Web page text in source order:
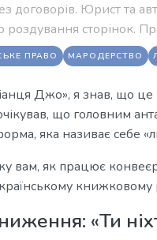
договорів. Юрист та
роздування сторінок.
ПРАВО МАРОДЕРСТВО
Джо», я знав, що це
що головним
яка називає себе
вам, як працює
книжковому
«Ти